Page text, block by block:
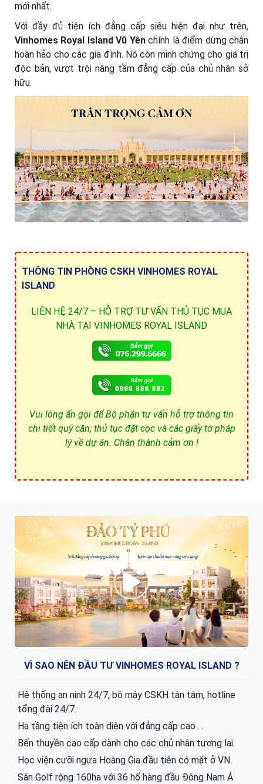
mới nhất.
Với đầy đủ tiện ích đẳng cấp siêu hiện đại như trên,
Vinhomes Royal Island Vũ Yênchính là điểm dừng chân
hoàn hảo cho các gia đình. Nó còn minh chứng cho giá trị
độc bản, vượt trội nâng tầm đẳng cấp của chủ nhân sở
hữu.
THÔNG TIN PHÒNG CSKH VINHOMES ROYAL
ISLAND
LIÊN HỆ 24/7 – HỖ TRỢ TƯ VẤN THỦ TỤC MUA
NHÀ TẠI VINHOMES ROYAL ISLAND
Vui lòng ấn gọi để Bộ phận tư vấn hỗ trợ thông tin
chi tiết quỹ căn; thủ tục đặt cọc và các giấy tờ pháp
lý về dự án. Chân thành cảm ơn !
VÌ SAO NÊN ĐẦU TƯ VINHOMES ROYAL ISLAND ?
Hệ thống an ninh 24/7, bộ máy CSKH tận tâm, hotline
tổng đài 24/7.
Hạ tầng tiện ích toàn diện với đẳng cấp cao …
Bến thuyền cao cấp dành cho các chủ nhân tương lai.
Học viện cưỡi ngựa Hoàng Gia đầu tiên có mặt ở VN.
Sân Golf rộng 160ha với 36 hố hàng đầu Đông Nam Á